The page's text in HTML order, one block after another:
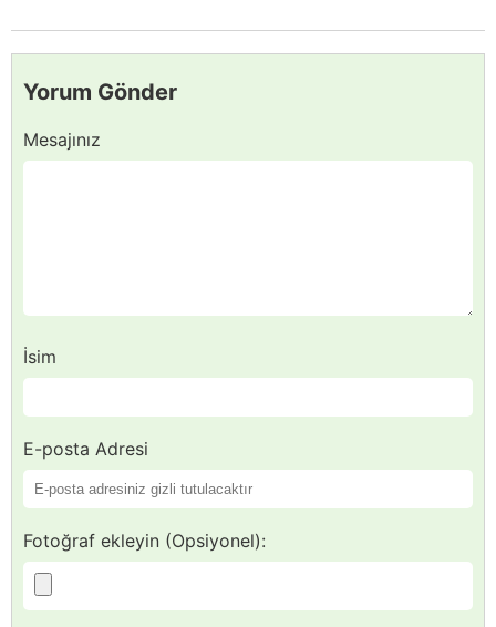
Yorum Gönder
Mesajınız
İsim
E-posta Adresi
Fotoğraf ekleyin (Opsiyonel):